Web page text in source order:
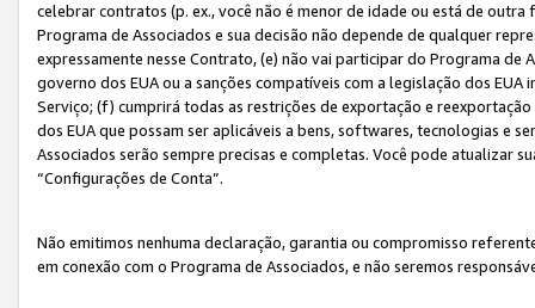
celebrar contratos (p. ex., você não é menor de idade ou está de
Programa de Associados e sua decisão não depende de qualquer
expressamente nesse Contrato, (e) não vai participar do Programa
governo dos EUA ou a sanções compatíveis com a legislação dos
Serviço; (f) cumprirá todas as restrições de exportação e
dos EUA que possam ser aplicáveis a bens, softwares, tecnologias e
Associados serão sempre precisas e completas. Você pode atualizar
“Configurações de Conta”.
Não emitimos nenhuma declaração, garantia ou compromisso
em conexão com o Programa de Associados, e não seremos